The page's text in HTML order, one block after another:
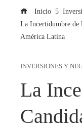
Inicio
La Incertidumbre de
América Latina
INVERSIONES Y
La